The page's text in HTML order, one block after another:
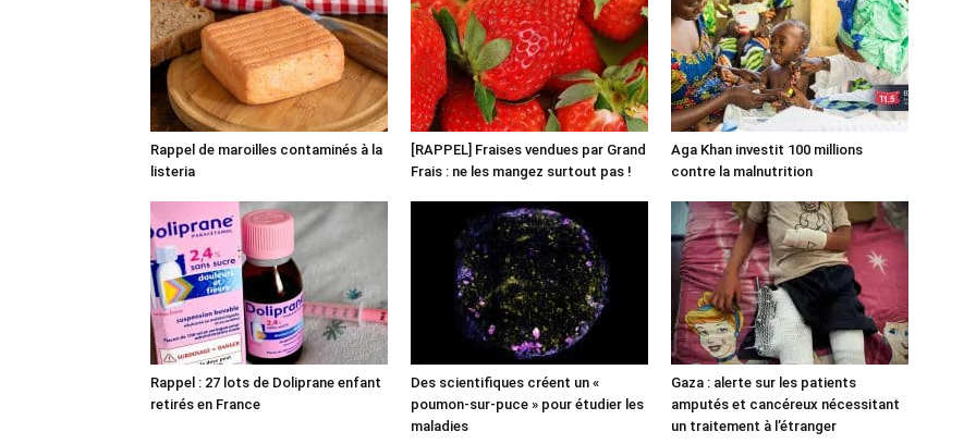
Rappel de maroilles contaminés à la
listeria
[RAPPEL] Fraises vendues par Grand
Frais : ne les mangez surtout pas !
Aga Khan investit 100 millions
contre la malnutrition
Rappel : 27 lots de Doliprane enfant
retirés en France
Des scientifiques créent un «
poumon-sur-puce » pour étudier les
maladies
Gaza : alerte sur les patients
amputés et cancéreux nécessitant
un traitement à l’étranger